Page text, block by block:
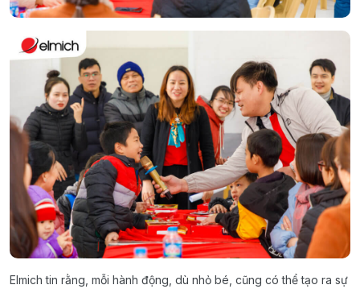
Elmich tin rằng, mỗi hành động, dù nhỏ bé, cũng có thể tạo ra sự